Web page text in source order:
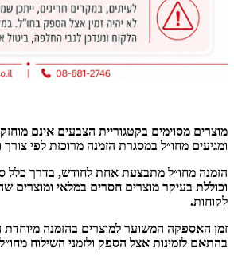
מוצרים מסוימים בקטגוריית הצבעים אינם
ומגיעים מחו״ל במסגרת הזמנה מרוכזת לפי צורך
וכוללת בעיקר מוצרים חסרים במלאי ומוצרים
לקוחות.
זמן האספקה המשוער למוצרים בהזמנה מיוחדת
בהתאם לזמינות אצל הספק ולזמני השילוח